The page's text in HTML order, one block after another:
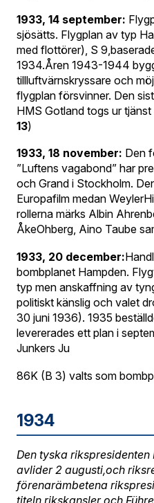
1933, 14 september:
sjösätts. Flygplan av typ
med flottörer), S
1934.Åren 1943-1944
tillluftvärnskryssare och
flygplan försvinner. Den
HMS Gotland togs ur
13)
1933, 18 november: Den
”Luftens vagabond” har
och Grand i Stockholm.
Europafilm medan
rollerna märks Albin
ÅkeOhberg, Aino Taube
1933, 20 december:
bombplanet Hampden.
typ men anskaffning av
politiskt känslig och valet
30 juni 1936). 1935
levererades ett plan i
Junkers Ju
86K (B 3) valts som
1934
Den tyska
avlider 2 augusti,och
förenarämbetena
titeln rikskansler och